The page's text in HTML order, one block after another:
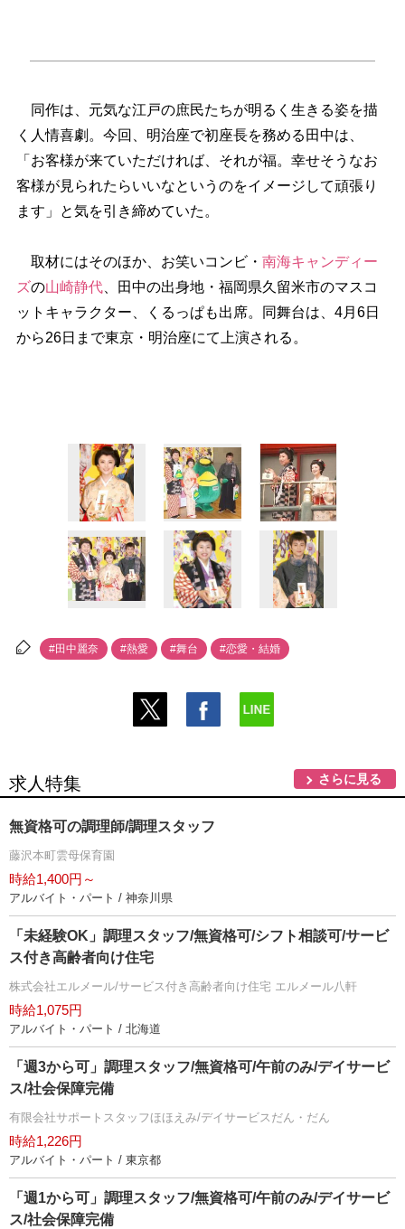
同作は、元気な江戸の庶民たちが明るく生きる姿を描
く人情喜劇。今回、明治座で初座長を務める田中は、
「お客様が来ていただければ、それが福。幸せそうなお
客様が見られたらいいなというのをイメージして頑張り
ます」と気を引き締めていた。
取材にはそのほか、お笑いコンビ・ 南海キャンディー
ズの山崎静代、田中の出身地・福岡県久留米市のマスコ
ットキャラクター、くるっぱも出席。同舞台は、4月6日
から26日まで東京・明治座にて上演される。
#田中麗奈 #熱愛 #舞台 #恋愛・結婚
求人特集 さらに見る
無資格可の調理師/調理スタッフ
藤沢本町雲母保育園
時給1,400円～
アルバイト・パート / 神奈川県
「未経験OK」調理スタッフ/無資格可/シフト相談可/サービ
ス付き高齢者向け住宅
株式会社エルメール/サービス付き高齢者向け住宅 エルメール八軒
時給1,075円
アルバイト・パート / 北海道
「週3から可」調理スタッフ/無資格可/午前のみ/デイサービ
ス/社会保障完備
有限会社サポートスタッフほほえみ/デイサービスだん・だん
時給1,226円
アルバイト・パート / 東京都
「週1から可」調理スタッフ/無資格可/午前のみ/デイサービ
ス/社会保障完備